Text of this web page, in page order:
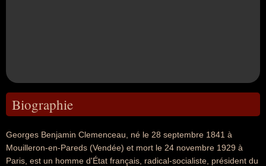
Biographie
Georges Benjamin Clemenceau, né le 28 septembre 1841 à
Mouilleron-en-Pareds (Vendée) et mort le 24 novembre 1929 à
Paris, est un homme d'État français, radical-socialiste, président du